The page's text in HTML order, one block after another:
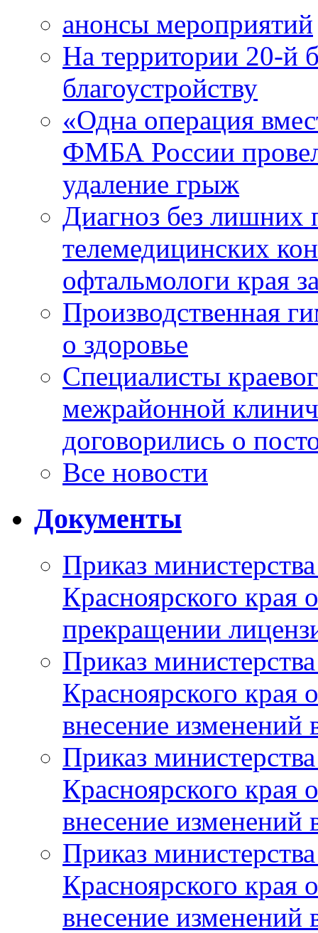
анонсы мероприятий
На территории 20-й
благоустройству
«Одна операция
ФМБА России
удаление грыж
Диагноз без лишних
телемедицинских
офтальмологи края
Производственная
о здоровье
Специалисты
межрайонной
договорились о
Все новости
Документы
Приказ
Красноярского
прекращении
Приказ
Красноярского
внесение изменений
Приказ
Красноярского
внесение изменений
Приказ
Красноярского
внесение изменений